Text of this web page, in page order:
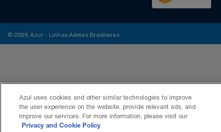
© 2026 Azul - Linhas Aéreas Brasileiras
Azul uses cookies and other similar technologies to improve
the user experience on the website, provide relevant ads, and
improve our services. For more information, please visit our
Privacy and Cookie Policy